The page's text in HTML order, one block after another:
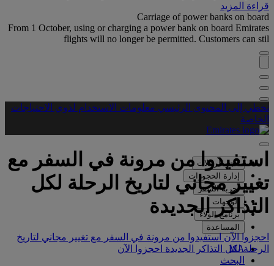
قراءة المزيد
Carriage of power banks on board
From 1 October, using or charging a power bank on board Emirates
flights will no longer be permitted. Customers can stil
تخطي إلى المحتوى الرئيسي معلومات الاستخدام لذوي الاحتياجات
الخاصة
حجز الرحلات
إدارة الحجوزات
تجربة السفر
الوجهات
برنامج الولاء
المساعدة
MA
البحث
استفيدوا من مرونة في السفر مع
تغيير مجاني لتاريخ الرحلة لكل
التذاكر الجديدة
احجزوا الآن استفيدوا من مرونة في السفر مع تغيير مجاني لتاريخ
الرحلة لكل التذاكر الجديدة احجزوا الآن